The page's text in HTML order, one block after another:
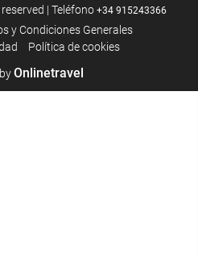
| Teléfono +34 915243366
y Condiciones Generales
Política de cookies
Onlinetravel